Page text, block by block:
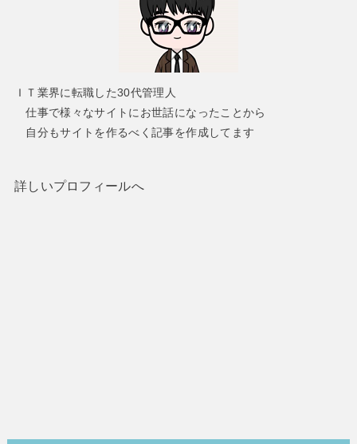
ＩＴ業界に転職した30代管理人
仕事で様々なサイトにお世話になったことから
自分もサイトを作るべく記事を作成してます
詳しいプロフィールへ